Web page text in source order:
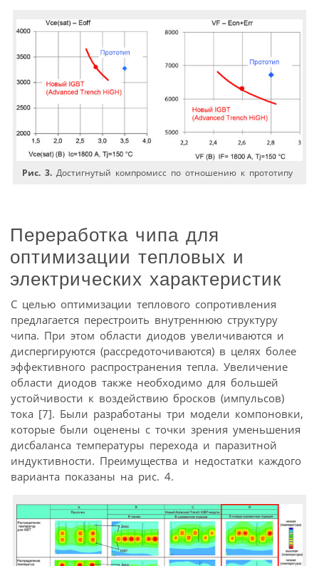
Рис. 3. Достигнутый компромисс по отношению к прототипу
Переработка чипа для
оптимизации тепловых и
электрических характеристик
С целью оптимизации теплового сопротивления
предлагается перестроить внутреннюю структуру
чипа. При этом области диодов увеличиваются и
диспергируются (рассредоточиваются) в целях более
эффективного распространения тепла. Увеличение
области диодов также необходимо для большей
устойчивости к воздействию бросков (импульсов)
тока [7]. Были разработаны три модели компоновки,
которые были оценены с точки зрения уменьшения
дисбаланса температуры перехода и паразитной
индуктивности. Преимущества и недостатки каждого
варианта показаны на рис. 4.